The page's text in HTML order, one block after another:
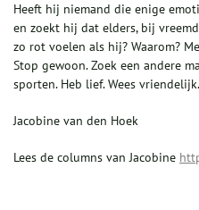
Heeft hij niemand die enige
en zoekt hij dat elders, bij
zo rot voelen als hij? Waarom?
Stop gewoon. Zoek een andere
sporten. Heb lief. Wees
Jacobine van den Hoek
Lees de columns van Jacobine